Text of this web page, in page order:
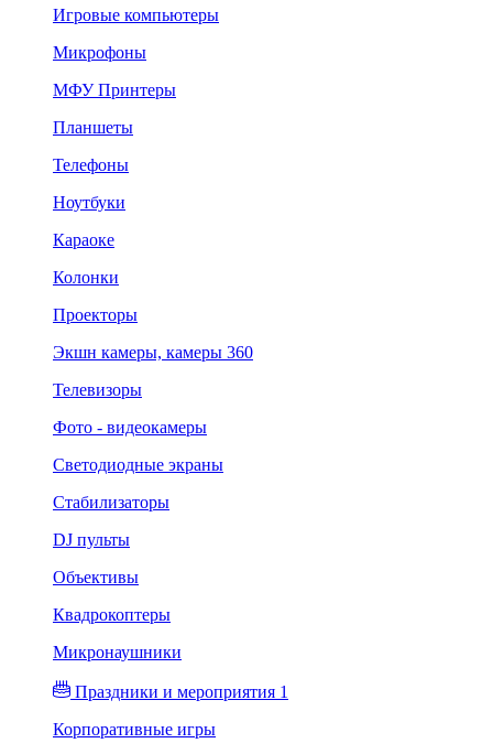
Игровые компьютеры
Микрофоны
МФУ Принтеры
Планшеты
Телефоны
Ноутбуки
Караоке
Колонки
Проекторы
Экшн камеры, камеры 360
Телевизоры
Фото - видеокамеры
Светодиодные экраны
Стабилизаторы
DJ пульты
Объективы
Квадрокоптеры
Микронаушники
Праздники и мероприятия 1
Корпоративные игры